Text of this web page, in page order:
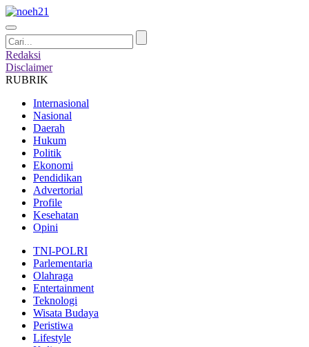
Redaksi
Disclaimer
RUBRIK
Internasional
Nasional
Daerah
Hukum
Politik
Ekonomi
Pendidikan
Advertorial
Profile
Kesehatan
Opini
TNI-POLRI
Parlementaria
Olahraga
Entertainment
Teknologi
Wisata Budaya
Peristiwa
Lifestyle